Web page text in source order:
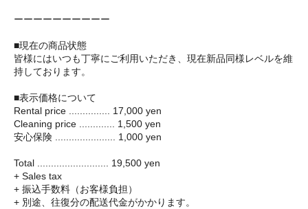
ーーーーーーーーーー
■現在の商品状態
皆様にはいつも丁寧にご利用いただき、現在新品同様レベルを維
持しております。
■表示価格について
Rental price ............... 17,000 yen
Cleaning price ............. 1,500 yen
安心保険 ...................... 1,000 yen
Total .......................... 19,500 yen
+ Sales tax
+ 振込手数料（お客様負担）
+ 別途、往復分の配送代金がかかります。